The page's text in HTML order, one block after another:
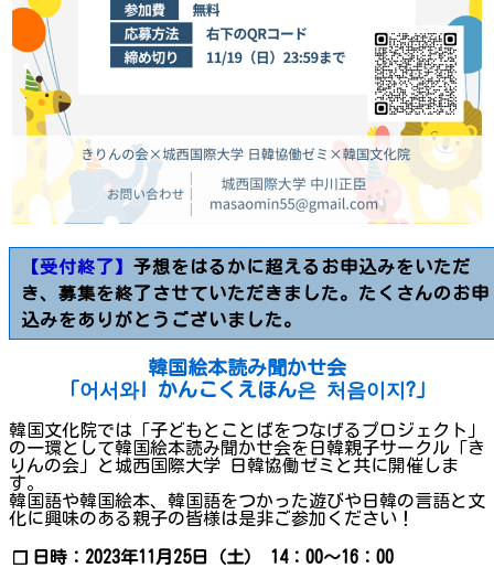
【受付終了】 予想をはるかに超えるお申込みをいただ
き、募集を終了させていただきました。たくさんのお申
込みをありがとうございました。
韓国絵本読み聞かせ会
「어서와! かんこくえほん은 처음이지?」
韓国文化院では「子どもとことばをつなげるプロジェクト」
の一環として韓国絵本読み聞かせ会を日韓親子サークル「き
りんの会」と城西国際大学 日韓協働ゼミと共に開催しま
す。
韓国語や韓国絵本、韓国語をつかった遊びや日韓の言語と文
化に興味のある親子の皆様は是非ご参加ください！
❐
日時：2023年11月25日（土） 14：00～16：00